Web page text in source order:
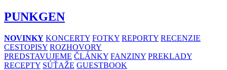
PUNKGEN
NOVINKY KONCERTY FOTKY REPORTY RECENZIE
CESTOPISY ROZHOVORY
PREDSTAVUJEME ČLÁNKY FANZINY PREKLADY
RECEPTY SÚŤAŽE GUESTBOOK